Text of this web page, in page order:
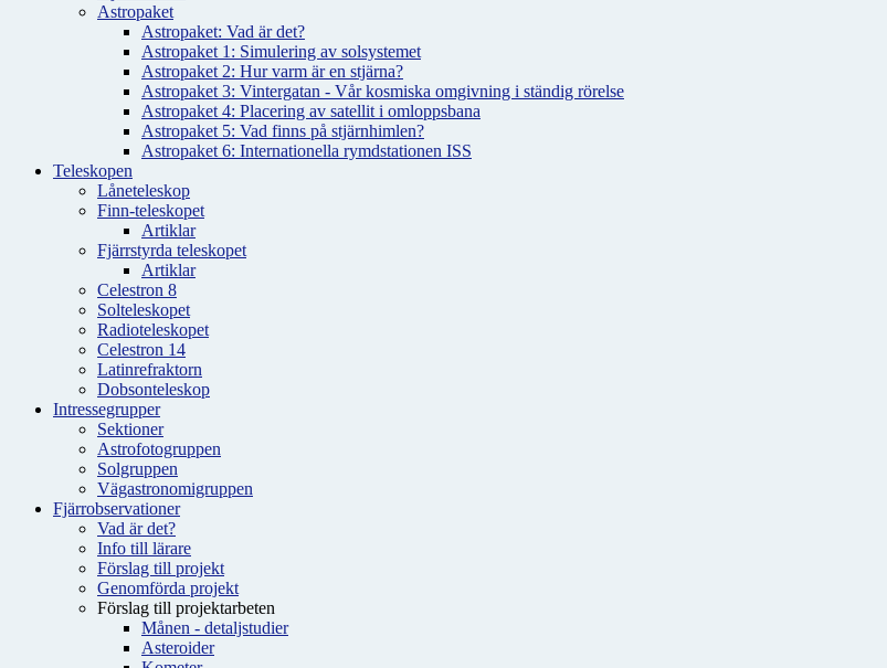
Astropaket
Astropaket: Vad är det?
Astropaket 1: Simulering av solsystemet
Astropaket 2: Hur varm är en stjärna?
Astropaket 3: Vintergatan - Vår kosmiska omgivning i ständig rörelse
Astropaket 4: Placering av satellit i omloppsbana
Astropaket 5: Vad finns på stjärnhimlen?
Astropaket 6: Internationella rymdstationen ISS
Teleskopen
Låneteleskop
Finn-teleskopet
Artiklar
Fjärrstyrda teleskopet
Artiklar
Celestron 8
Solteleskopet
Radioteleskopet
Celestron 14
Latinrefraktorn
Dobsonteleskop
Intressegrupper
Sektioner
Astrofotogruppen
Solgruppen
Vägastronomigruppen
Fjärrobservationer
Vad är det?
Info till lärare
Förslag till projekt
Genomförda projekt
Förslag till projektarbeten
Månen - detaljstudier
Asteroider